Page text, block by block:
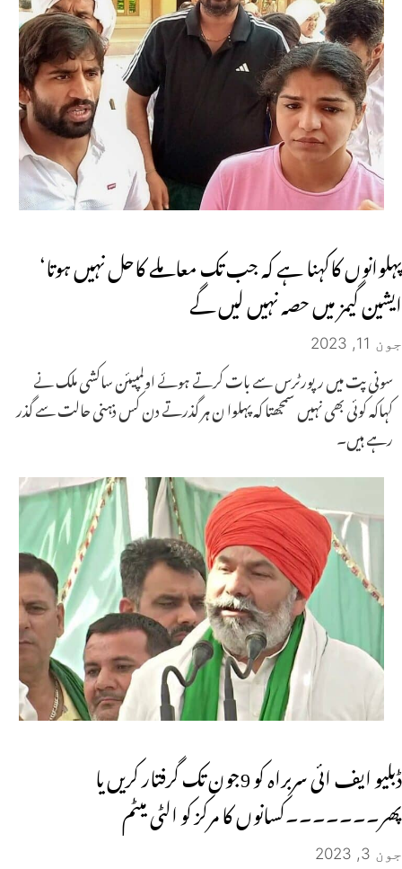
پہلوانوں کاکہنا ہے کہ جب تک معاملے کاحل نہیں ہوتا‘
ایشین گیمز میں حصہ نہیں لیں گے
جون 11, 2023
سونی پت میں رپورٹرس سے بات کرتے ہوئے اولمپیئن ساکشی ملک نے
کہاکہ کوئی بھی نہیں سمجھتا کہ پہلوا ن ہر گذرتے دن کس ذہنی حالت سے گذر
رہے ہیں۔
ڈبلیو ایف ائی سربراہ کو 9جون تک گرفتار کریں یا
پھر۔۔۔۔۔۔۔کسانوں کا مرکز کو الٹی میٹم
جون 3, 2023